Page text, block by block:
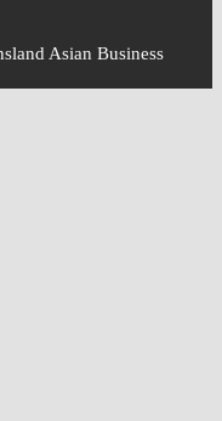
Asian Business